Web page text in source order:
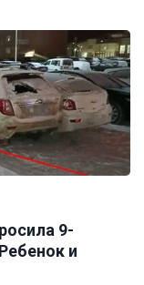
9-
и